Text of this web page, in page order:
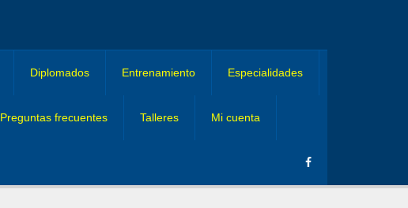
Diplomados Entrenamiento Especialidades
Preguntas frecuentes Talleres Mi cuenta